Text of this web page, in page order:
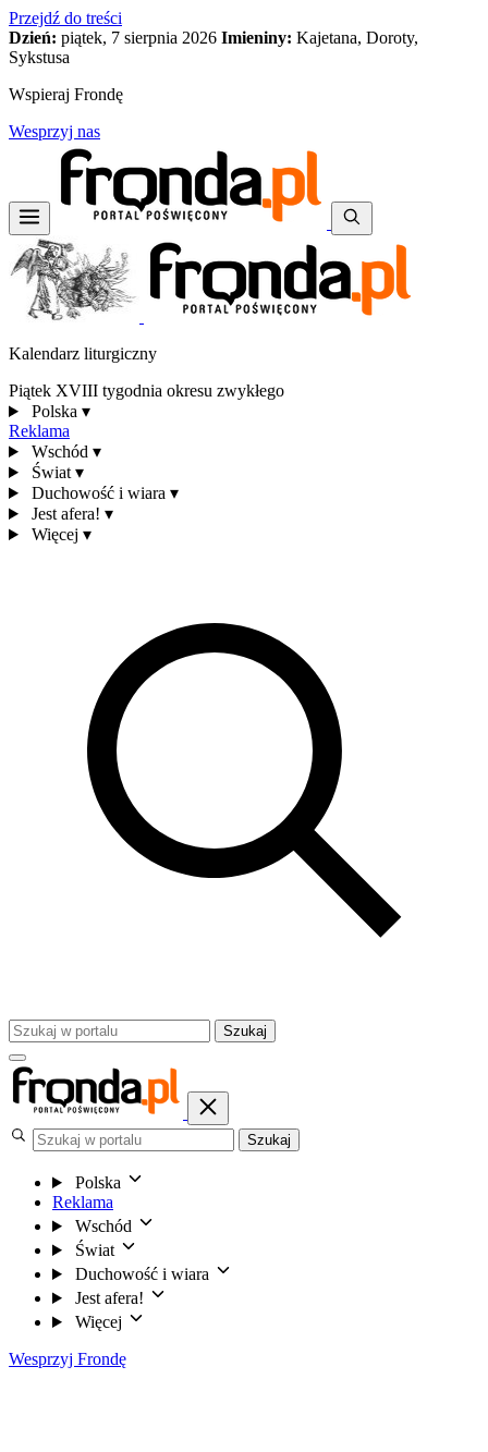
Przejdź do treści
Dzień: piątek, 7 sierpnia 2026 Imieniny: Kajetana, Doroty,
Sykstusa
Wspieraj Frondę
Wesprzyj nas
Kalendarz liturgiczny
Piątek XVIII tygodnia okresu zwykłego
Polska ▾
Reklama
Wschód ▾
Świat ▾
Duchowość i wiara ▾
Jest afera! ▾
Więcej ▾
Szukaj
Szukaj
Polska
Reklama
Wschód
Świat
Duchowość i wiara
Jest afera!
Więcej
Wesprzyj Frondę